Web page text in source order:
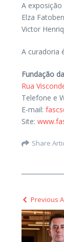
A
Elza
Victor
A curadoria
Fundação
Rua
Telefone e
E-mail:
Site:
Share
Previous